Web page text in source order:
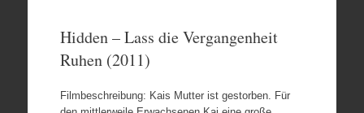
Hidden – Lass die Vergangenheit
Ruhen (2011)
Filmbeschreibung: Kais Mutter ist gestorben. Für